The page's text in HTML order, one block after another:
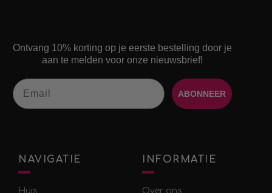
Ontvang 10% korting op je eerste bestelling door je
aan te melden voor onze nieuwsbrief!
Email
ABONNEER
NAVIGATIE
Huis
INFORMATIE
Over ons